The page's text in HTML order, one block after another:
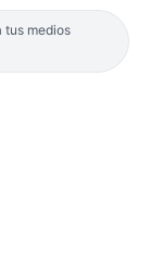
tus medios